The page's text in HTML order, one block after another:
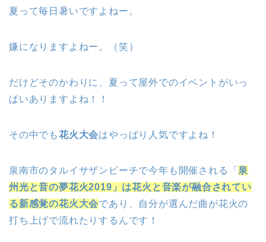
夏って毎日暑いですよねー。
嫌になりますよねー。（笑）
だけどそのかわりに、夏って屋外でのイベントがいっ
ぱいありますよね！！
その中でも花火大会はやっぱり人気ですよね！
泉南市のタルイサザンビーチで今年も開催される「 泉
州光と音の夢花火2019」は花火と音楽が融合されてい
る新感覚の花火大会であり、自分が選んだ曲が花火の
打ち上げで流れたりするんです！